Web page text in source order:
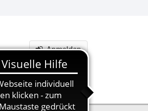
Anmelden